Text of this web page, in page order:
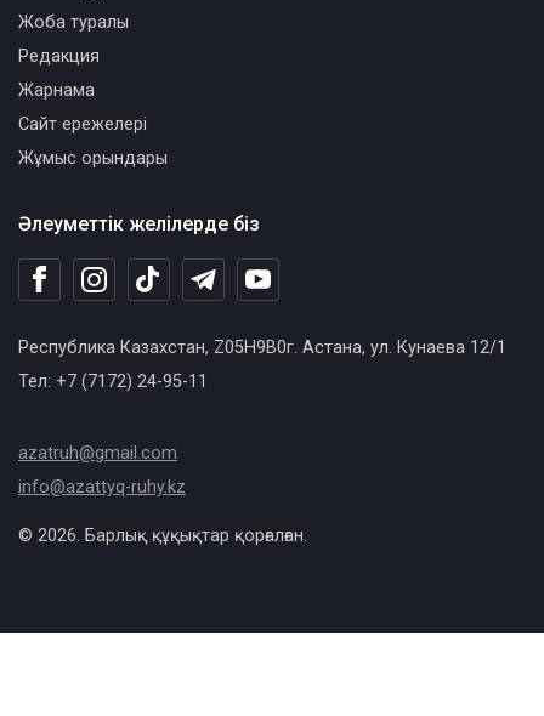
Әлеуметтік желілерде біз
Республика Казахстан, Z05H9B0г. Астана, ул. Кунаева 12/1
Тел: +7 (7172) 24-95-11
azatruh@gmail.com
info@azattyq-ruhy.kz
Жоба туралы
Редакция
Жарнама
Сайт ережелері
Жұмыс орындары
© 2026. Барлық құқықтар қорғалған.